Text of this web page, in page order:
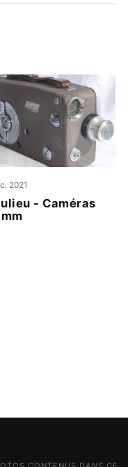
2021
- Caméras